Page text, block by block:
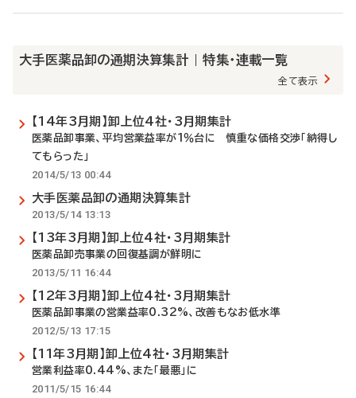
大手医薬品卸の通期決算集計 | 特集・連載一覧
全て表示
【14年3月期】卸上位4社・3月期集計
医薬品卸事業、平均営業益率が1％台に 慎重な価格交渉「納得し
てもらった」
2014/5/13 00:44
大手医薬品卸の通期決算集計
2013/5/14 13:13
【13年3月期】卸上位4社・3月期集計
医薬品卸売事業の回復基調が鮮明に
2013/5/11 16:44
【12年3月期】卸上位4社・3月期集計
医薬品卸事業の営業益率0.32%、改善もなお低水準
2012/5/13 17:15
【11年3月期】卸上位4社・3月期集計
営業利益率0.44%、また「最悪」に
2011/5/15 16:44